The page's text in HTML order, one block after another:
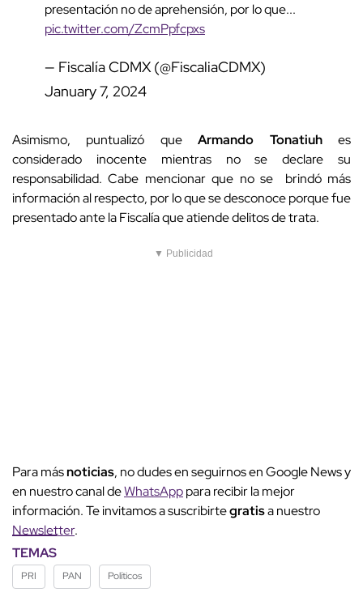
presentación no de aprehensión, por lo que...
pic.twitter.com/ZcmPpfcpxs
— Fiscalía CDMX (@FiscaliaCDMX)
January 7, 2024
Asimismo, puntualizó queArmando Tonatiuhes
considerado inocente mientras no se declare su
responsabilidad. Cabe mencionar que no se brindó más
información al respecto, por lo que se desconoce porque fue
presentado ante la Fiscalía que atiende delitos de trata.
▼ Publicidad
Para másnoticias, no dudes en seguirnos en Google News y
en nuestro canal deWhatsApppara recibir la mejor
información. Te invitamos a suscribirtegratisa nuestro
Newsletter.
TEMAS
PRI PAN Políticos